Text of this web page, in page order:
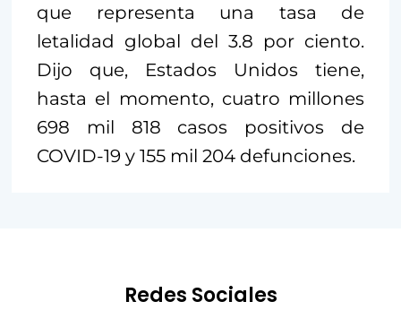
que representa una tasa de
letalidad global del 3.8 por ciento.
Dijo que, Estados Unidos tiene,
hasta el momento, cuatro millones
698 mil 818 casos positivos de
COVID-19 y 155 mil 204 defunciones.
Redes Sociales